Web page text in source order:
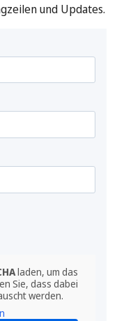
und Updates.
laden, um das
Sie, dass dabei
werden.